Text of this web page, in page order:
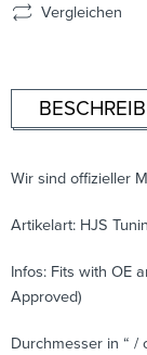
Vergleichen
Wir sind offizieller
Artikelart: HJS
Infos: Fits with OE
Approved)
Durchmesser in “ /